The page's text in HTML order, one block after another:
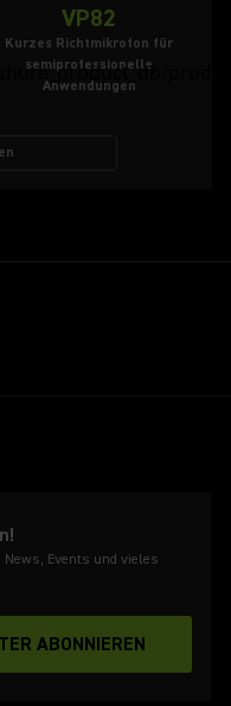
VP82
Kurzes Richtmikrofon für
semiprofessionelle
Anwendungen
Events und vieles
ABONNIEREN